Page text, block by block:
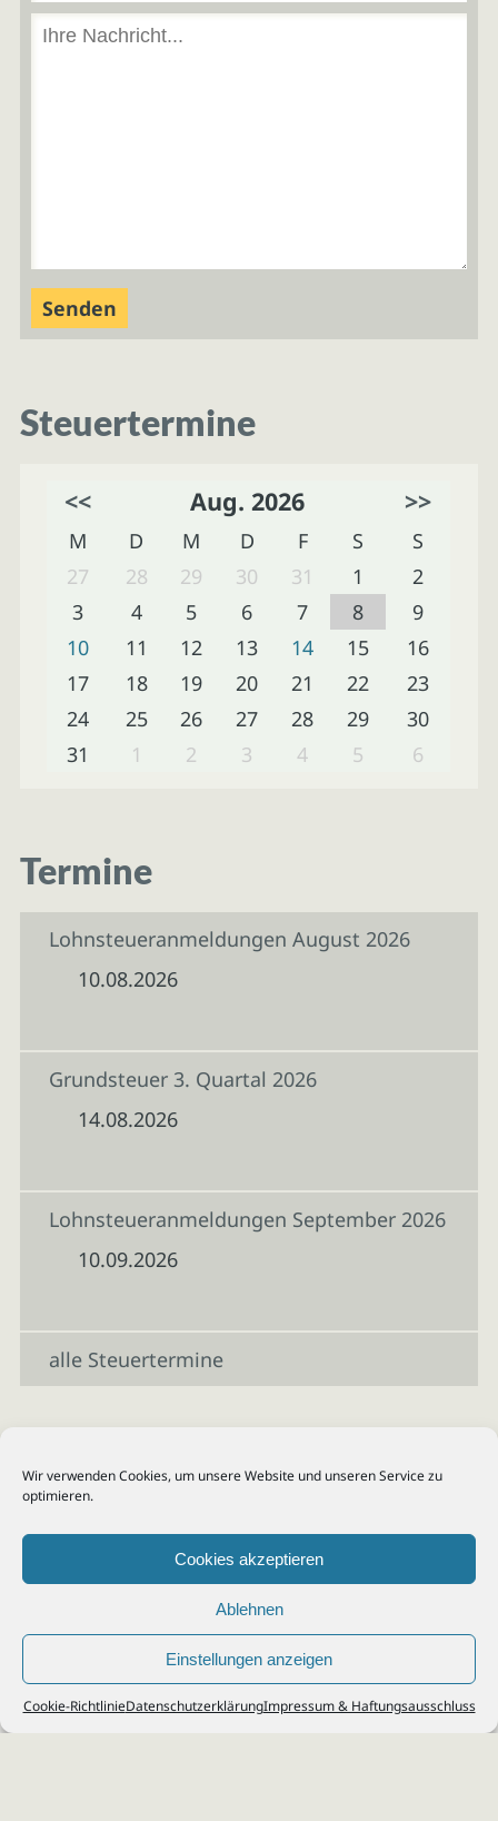
Wir verwenden Cookies, um unsere Website und unseren Service zu
optimieren.
Cookies akzeptieren
Ablehnen
Einstellungen anzeigen
Cookie-RichtlinieDatenschutzerklärungImpressum & Haftungsausschluss
Steuertermine
<< Aug. 2026 >>
M D M D F S
S
27
28 29 30 31 1
2
3
4 5 6 7 8
9
10
11 12 13 14 15
16
17
18 19 20 21 22
23
24
25 26 27 28 29
30
31
1 2 3 4 5 6
Termine
Lohnsteueranmeldungen August 2026
10.08.2026
Grundsteuer 3. Quartal 2026
14.08.2026
Lohnsteueranmeldungen September 2026
10.09.2026
alle Steuertermine
© 2026Steuerberater Kempf, Köln - Steuerberatung Poll, Porz, Deutz, Mülheim,